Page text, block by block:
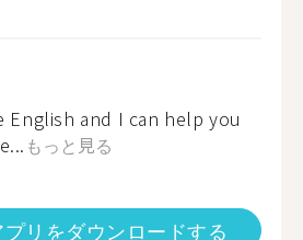
English and I can help you
もっと見る
プリをダウンロードする